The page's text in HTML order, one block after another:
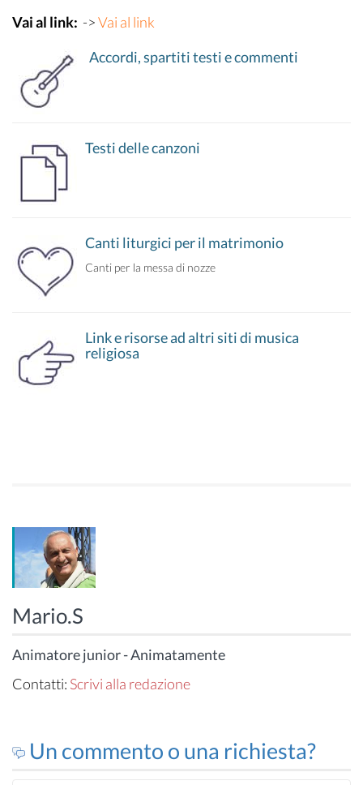
Vai al link: ->Vai al link
Accordi, spartiti testi e commenti
Testi delle canzoni
Canti liturgici per il matrimonio
Canti per la messa di nozze
Link e risorse ad altri siti di musica
religiosa
Mario.S
Animatore junior - Animatamente
Contatti: Scrivi alla redazione
Un commento o una richiesta?